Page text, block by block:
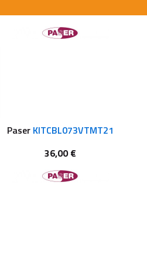
Paser KITCBL073VTMT21
36,00 €